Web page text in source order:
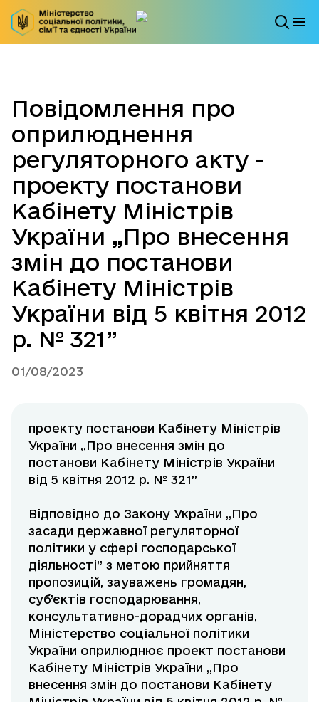
Повідомлення про
оприлюднення
регуляторного акту -
проекту постанови
Кабінету Міністрів
України „Про внесення
змін до постанови
Кабінету Міністрів
України від 5 квітня 2012
р. № 321”
01/08/2023
проекту постанови Кабінету Міністрів
України „Про внесення змін до
постанови Кабінету Міністрів України
від 5 квітня 2012 р. № 321”
Відповідно до Закону України „Про
засади державної регуляторної
політики у сфері господарської
діяльності” з метою прийняття
пропозицій, зауважень громадян,
суб’єктів господарювання,
консультативно-дорадчих органів,
Міністерство соціальної політики
України оприлюднює проект постанови
Кабінету Міністрів України „Про
внесення змін до постанови Кабінету